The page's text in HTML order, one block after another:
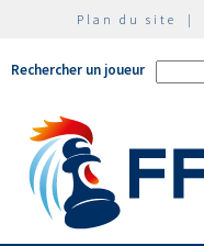
Plan du site |
Rechercher un joueur